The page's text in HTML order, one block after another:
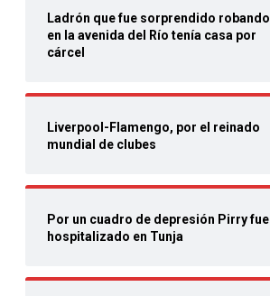
Ladrón que fue sorprendido robando
en la avenida del Río tenía casa por
cárcel
Liverpool-Flamengo, por el reinado
mundial de clubes
Por un cuadro de depresión Pirry fue
hospitalizado en Tunja